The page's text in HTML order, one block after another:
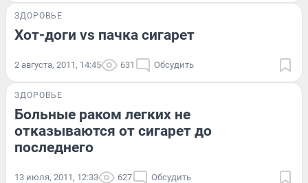
ЗДОРОВЬЕ
Хот-доги vs пачка сигарет
2 августа, 2011, 14:45 631 Обсудить
ЗДОРОВЬЕ
Больные раком легких не
отказываются от сигарет до
последнего
13 июля, 2011, 12:33 627 Обсудить